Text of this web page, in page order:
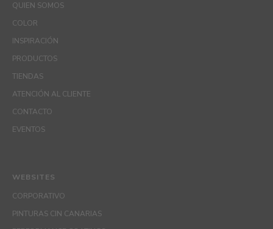
QUIEN SOMOS
COLOR
INSPIRACIÓN
PRODUCTOS
TIENDAS
ATENCIÓN AL CLIENTE
CONTACTO
EVENTOS
WEBSITES
CORPORATIVO
PINTURAS CIN CANARIAS